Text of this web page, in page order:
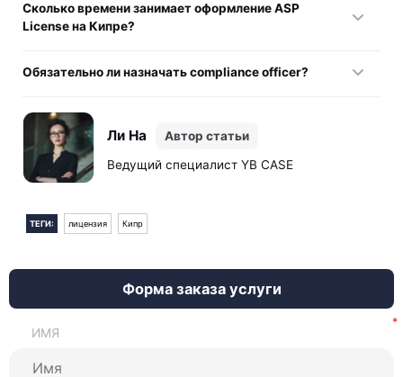
000 евро, ежегодный платёж — 2 000 евро, без учёта
дополнительных затрат на сопровождение и комплаенс.
Сколько времени занимает оформление ASP
License на Кипре?
пакета документов и объёма запросов со стороны CySEC.
Обязательно ли назначать compliance officer?
одобрение CySEC являются обязательным условием
лицензирования.Ли На
Автор статьи
Ведущий специалист YB CASE
ТЕГИ: лицензия Кипр
Форма заказа услуги
ИМЯ